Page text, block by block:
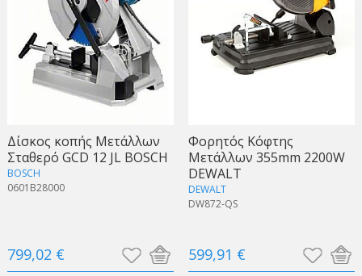
Δίσκος κοπής Μετάλλων
Σταθερό GCD 12 JL BOSCH
BOSCH
0601B28000
799,02 €
Φορητός Κόφτης
Μετάλλων 355mm 2200W
DEWALT
DEWALT
DW872-QS
599,91 €